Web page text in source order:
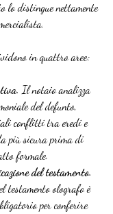
lo distingue nettamente
in quattro aree:
Il notaio analizza
del defunto,
conflitti tra eredi e
più sicura prima di
formale.
del testamento.
testamento olografo è
per conferire